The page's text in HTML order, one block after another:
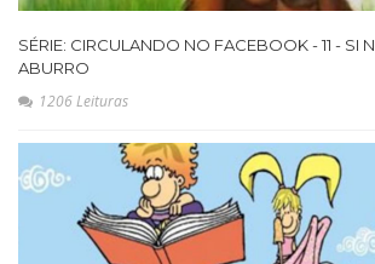
SÉRIE: CIRCULANDO NO FACEBOOK - 11 - SI
ABURRO
1206 Leituras